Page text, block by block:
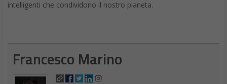
intelligenti che condividono il nostro pianeta.
Francesco Marino